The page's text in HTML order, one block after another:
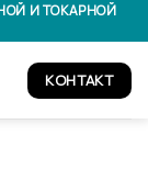
И ТОКАРНОЙ
КОНТАКТ